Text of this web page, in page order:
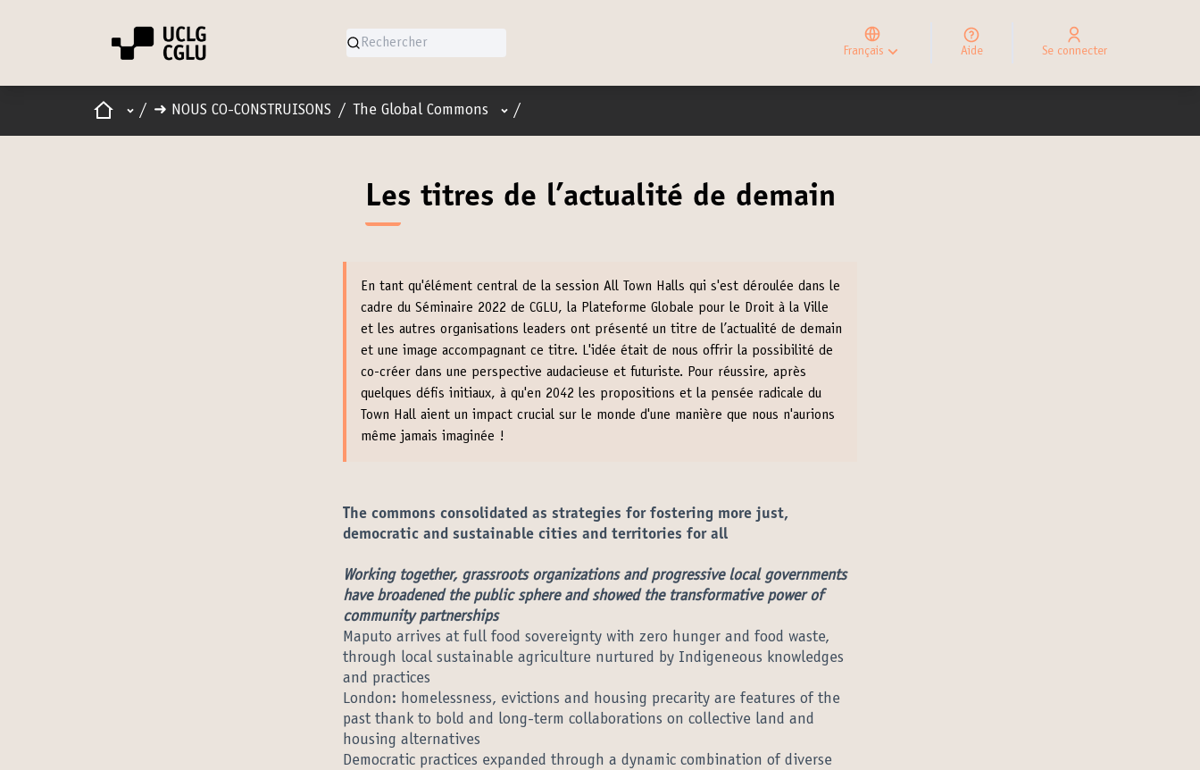
Français
Elegir el idioma
Choose language
Aide Se connecter
AccueilMenu principal
/ ➜ NOUS CO-CONSTRUISONS / The Global Commons Menu utilisateur
/
Les titres de l’actualité de demain
En tant qu'élément central de la session All Town Halls qui s'est déroulée dans le
cadre du Séminaire 2022 de CGLU, la Plateforme Globale pour le Droit à la Ville
et les autres organisations leaders ont présenté un titre de l’actualité de demain
et une image accompagnant ce titre. L'idée était de nous offrir la possibilité de
co-créer dans une perspective audacieuse et futuriste. Pour réussire, après
quelques défis initiaux, à qu'en 2042 les propositions et la pensée radicale du
Town Hall aient un impact crucial sur le monde d'une manière que nous n'aurions
même jamais imaginée !
The commons consolidated as strategies for fostering more just,
democratic and sustainable cities and territories for all
Working together, grassroots organizations and progressive local governments
have broadened the public sphere and showed the transformative power of
community partnerships
Maputo arrives at full food sovereignty with zero hunger and food waste,
through local sustainable agriculture nurtured by Indigeneous knowledges
and practices
London: homelessness, evictions and housing precarity are features of the
past thank to bold and long-term collaborations on collective land and
housing alternatives
Democratic practices expanded through a dynamic combination of diverse